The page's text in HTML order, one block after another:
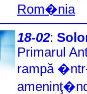
Rom�nia
18-02:
Primarul
rampă